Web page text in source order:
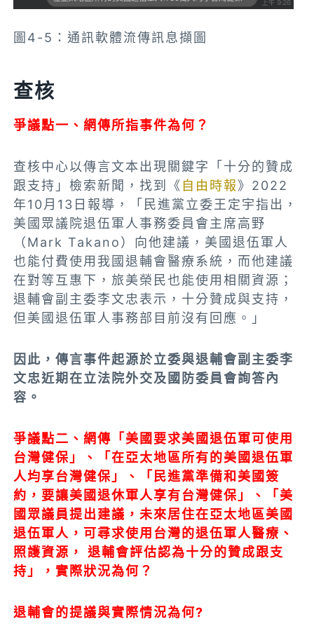
圖4-5：通訊軟體流傳訊息擷圖
查核
爭議點一、網傳所指事件為何？
查核中心以傳言文本出現關鍵字「 十分的贊成
跟支持 」檢索新聞，找到《 自由時報》2022
年10月13日報導，「民進黨立委王定宇指出，
美國眾議院退伍軍人事務委員會主席高野
（Mark Takano）向他建議，美國退伍軍人
也能付費使用我國退輔會醫療系統，而他建議
在對等互惠下，旅美榮民也能使用相關資源；
退輔會副主委李文忠表示，十分贊成與支持，
但美國退伍軍人事務部目前沒有回應。」
因此，傳言事件起源於立委與退輔會副主委李
文忠近期在立法院外交及國防委員會詢答內
容。
爭議點二、網傳「美國要求美國退伍軍可使用
台灣健保」、「在亞太地區所有的美國退伍軍
人均享台灣健保」、「民進黨準備和美國簽
約，要讓美國退休軍人享有台灣健保」、「美
國眾議員提出建議，未來居住在亞太地區美國
退伍軍人，可尋求使用台灣的退伍軍人醫療、
照護資源， 退輔會評估認為十分的贊成跟支
持」，實際狀況為何？
退輔會的提議與實際情況為何?